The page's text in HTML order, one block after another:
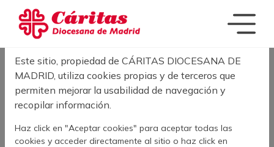
Pasar al contenido principal
SOBRESCRIBIR
EL GESTO DE DEVOLVER LA LLAMADA
El gesto de devolver
la llamada
Acerca de las cookies en este sitio
Este sitio, propiedad de CÁRITAS DIOCESANA DE
MADRID, utiliza cookies propias y de terceros que
permiten mejorar la usabilidad de navegación y
recopilar información.
Haz click en "Aceptar cookies" para aceptar todas las
cookies y acceder directamente al sitio o haz click en